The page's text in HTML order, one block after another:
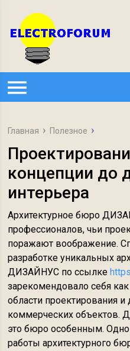
Главная Полезное
концепции до
интерьера
Архитектурное бюро
профессионалов, чьи
поражают воображение.
разработке уникальных
ДИЗАЙНУС по ссылке
зарекомендовало себя
области проектирования
коммерческих объектов.
это бюро особенным.
работы архитектурного